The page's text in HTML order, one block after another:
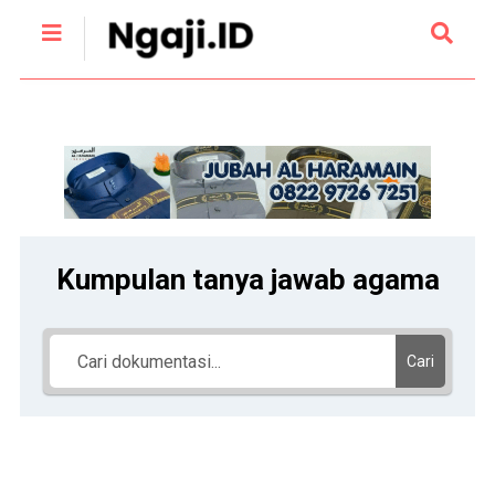
Kumpulan tanya jawab agama
Cari